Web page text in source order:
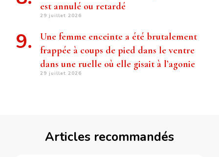
est annulé ou retardé
29 juillet 2026
Une femme enceinte a été brutalement
frappée à coups de pied dans le ventre
dans une ruelle où elle gisait à l’agonie
29 juillet 2026
Articles recommandés